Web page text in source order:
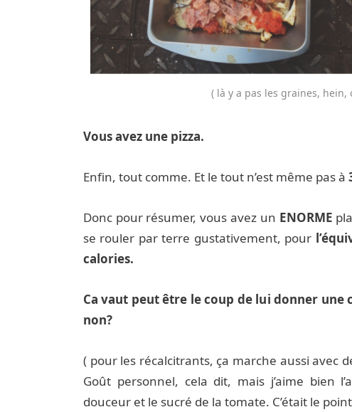
( là y a pas les graines, hein,
Vous avez une pizza.
Enfin, tout comme. Et le tout n’est même pas à
Donc pour résumer, vous avez un ENORME
se rouler par terre gustativement, pour
calories.
Ca vaut peut être le coup de lui donner une
non?
( pour les récalcitrants, ça marche aussi avec
Goût personnel, cela dit, mais j’aime bien
douceur et le sucré de la tomate. C’était le